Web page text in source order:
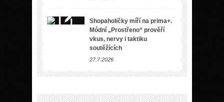
Shopaholičky míří na prima+.
Módní „Prostřeno“ prověří
vkus, nervy i taktiku
soutěžících
27.7.2026